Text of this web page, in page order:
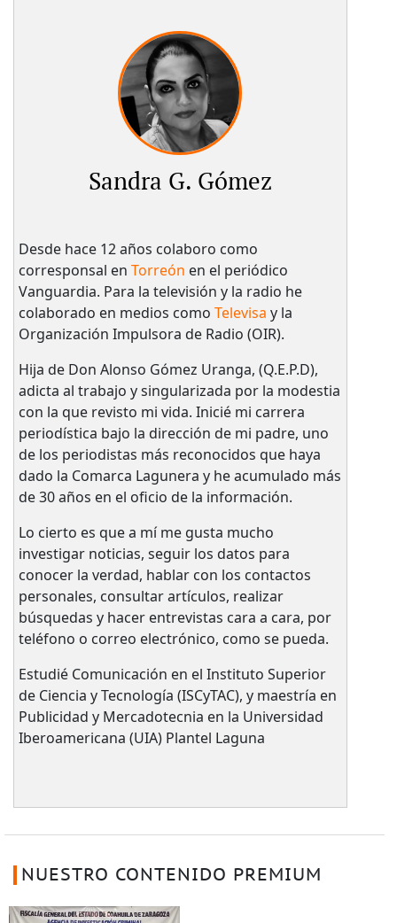
Sandra G. Gómez
Desde hace 12 años colaboro como
corresponsal en Torreón en el periódico
Vanguardia. Para la televisión y la radio he
colaborado en medios como Televisa y la
Organización Impulsora de Radio (OIR).
Hija de Don Alonso Gómez Uranga, (Q.E.P.D),
adicta al trabajo y singularizada por la modestia
con la que revisto mi vida. Inicié mi carrera
periodística bajo la dirección de mi padre, uno
de los periodistas más reconocidos que haya
dado la Comarca Lagunera y he acumulado más
de 30 años en el oficio de la información.
Lo cierto es que a mí me gusta mucho
investigar noticias, seguir los datos para
conocer la verdad, hablar con los contactos
personales, consultar artículos, realizar
búsquedas y hacer entrevistas cara a cara, por
teléfono o correo electrónico, como se pueda.
Estudié Comunicación en el Instituto Superior
de Ciencia y Tecnología (ISCyTAC), y maestría en
Publicidad y Mercadotecnia en la Universidad
Iberoamericana (UIA) Plantel Laguna
NUESTRO CONTENIDO PREMIUM